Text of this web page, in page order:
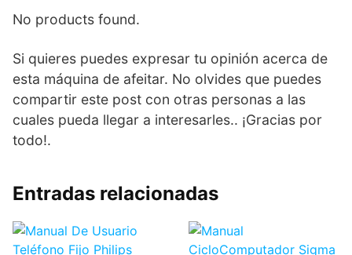
No products found.
Si quieres puedes expresar tu opinión acerca de
esta máquina de afeitar. No olvides que puedes
compartir este post con otras personas a las
cuales pueda llegar a interesarles.. ¡Gracias por
todo!.
Entradas relacionadas